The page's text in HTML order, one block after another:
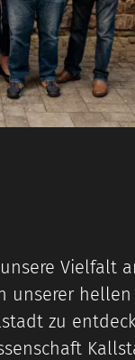
Vielfalt
unserer
zu